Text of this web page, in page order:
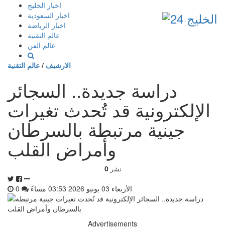
إذهب
المحتوى
اخبار الخليج
اخبار السعودية
اخبار الرياضة
عالم التقنية
عالم الفن
الارشيف / عالم التقنية
دراسة جديدة.. السجائر
الإلكترونية قد تُحدث تغيرات
جينية مرتبطة بالسرطان
وأمراض القلب
0 نشر
الأربعاء 03 يونيو 2026 03:53 مساءً
Advertisements